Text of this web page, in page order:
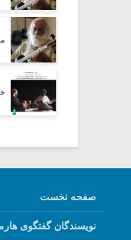
صفحه نخست
نویسندگان گفتگوی